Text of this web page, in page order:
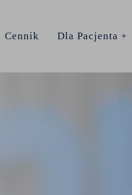
Cennik Dla Pacjenta